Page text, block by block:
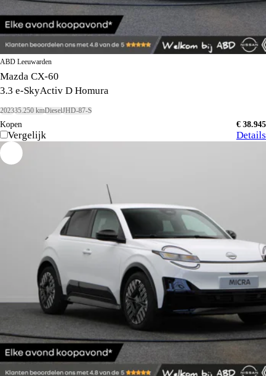
ABD Leeuwarden
Mazda CX-60
3.3 e-SkyActiv D Homura
202335.250 kmDieselJHD-87-S
Kopen € 38.945
Vergelijk Details